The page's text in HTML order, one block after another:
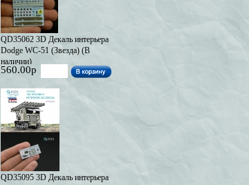
QD35062 3D Декаль интерьера
Dodge WC-51 (Звезда) (В
наличии)
560.00р
QD35095 3D Декаль интерьера